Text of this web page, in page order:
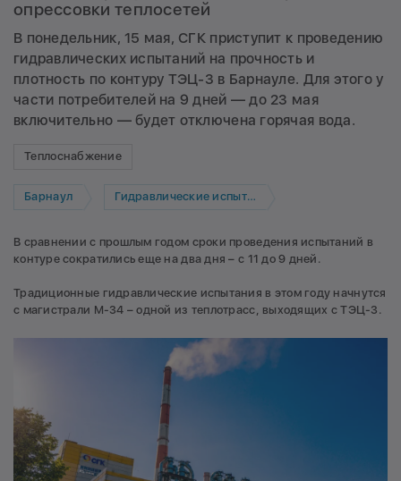
опрессовки теплосетей
В понедельник, 15 мая, СГК приступит к проведению
гидравлических испытаний на прочность и
плотность по контуру ТЭЦ-3 в Барнауле. Для этого у
части потребителей на 9 дней — до 23 мая
включительно — будет отключена горячая вода.
Теплоснабжение
Барнаул Гидравлические испытания
В сравнении с прошлым годом сроки проведения испытаний в
контуре сократились еще на два дня – с 11 до 9 дней.
Традиционные гидравлические испытания в этом году начнутся
с магистрали М-34 – одной из теплотрасс, выходящих с ТЭЦ-3.